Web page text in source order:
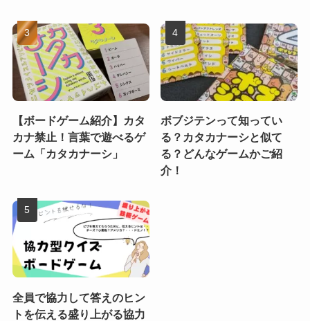
【ボードゲーム紹介】カタ
カナ禁止！言葉で遊べるゲ
ーム「カタカナーシ」
ボブジテンって知ってい
る？カタカナーシと似て
る？どんなゲームかご紹
介！
全員で協力して答えのヒン
トを伝える盛り上がる協力